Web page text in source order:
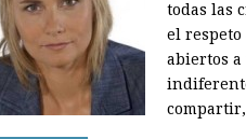
todas las
el respeto
abiertos a